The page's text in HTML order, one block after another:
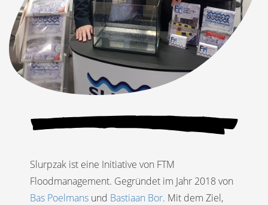
Slurpzak ist eine Initiative von FTM
Floodmanagement. Gegründet im Jahr 2018 von
Bas Poelmans und Bastiaan Bor. Mit dem Ziel,